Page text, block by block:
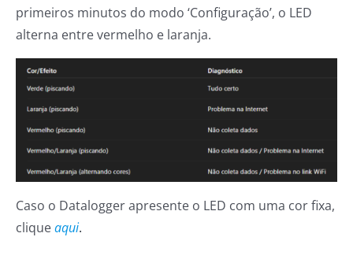
primeiros minutos do modo ‘Configuração’, o LED
alterna entre vermelho e laranja.
Caso o Datalogger apresente o LED com uma cor fixa,
cliqueaqui.